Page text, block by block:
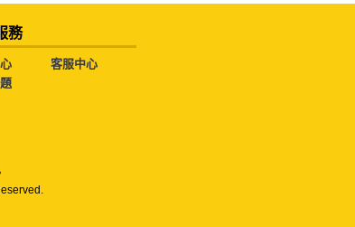
務
客服中心